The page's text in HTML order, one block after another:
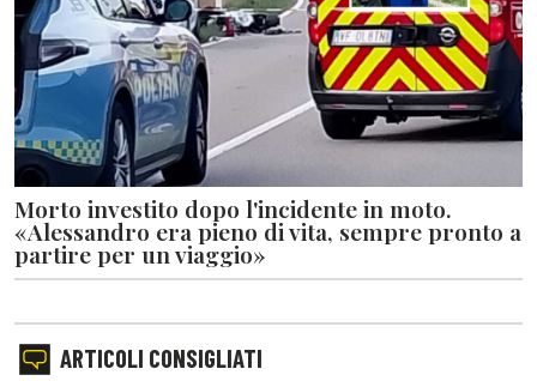
Morto investito dopo l'incidente in moto.
«Alessandro era pieno di vita, sempre pronto a
partire per un viaggio»
ARTICOLI CONSIGLIATI